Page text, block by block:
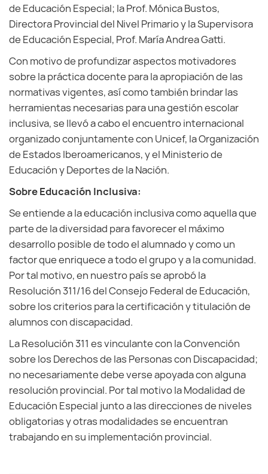
de Educación Especial; la Prof. Mónica Bustos,
Directora Provincial del Nivel Primario y la Supervisora
de Educación Especial, Prof. María Andrea Gatti.
Con motivo de profundizar aspectos motivadores
sobre la práctica docente para la apropiación de las
normativas vigentes, así como también brindar las
herramientas necesarias para una gestión escolar
inclusiva, se llevó a cabo el encuentro internacional
organizado conjuntamente con Unicef, la Organización
de Estados Iberoamericanos, y el Ministerio de
Educación y Deportes de la Nación.
Sobre Educación Inclusiva:
Se entiende a la educación inclusiva como aquella que
parte de la diversidad para favorecer el máximo
desarrollo posible de todo el alumnado y como un
factor que enriquece a todo el grupo y a la comunidad.
Por tal motivo, en nuestro país se aprobó la
Resolución 311/16 del Consejo Federal de Educación,
sobre los criterios para la certificación y titulación de
alumnos con discapacidad.
La Resolución 311 es vinculante con la Convención
sobre los Derechos de las Personas con Discapacidad;
no necesariamente debe verse apoyada con alguna
resolución provincial. Por tal motivo la Modalidad de
Educación Especial junto a las direcciones de niveles
obligatorias y otras modalidades se encuentran
trabajando en su implementación provincial.